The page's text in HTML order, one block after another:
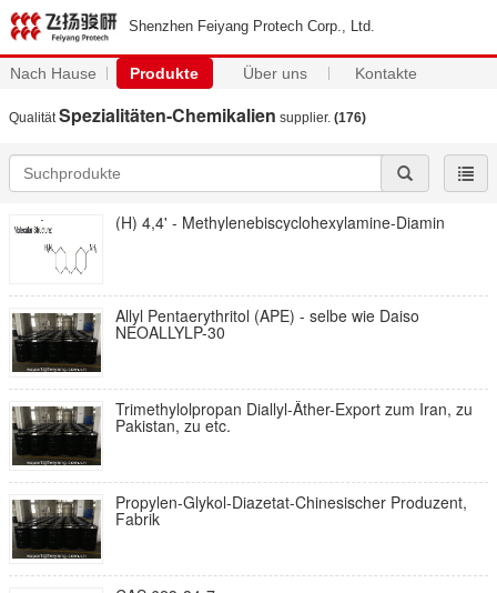
Shenzhen Feiyang Protech Corp., Ltd.
Nach Hause Produkte Über uns Kontakte
QualitätSpezialitäten-Chemikalien supplier. (176)
(H) 4,4' - Methylenebiscyclohexylamine-Diamin
Allyl Pentaerythritol (APE) - selbe wie Daiso
NEOALLYLP-30
Trimethylolpropan Diallyl-Äther-Export zum Iran, zu
Pakistan, zu etc.
Propylen-Glykol-Diazetat-Chinesischer Produzent,
Fabrik